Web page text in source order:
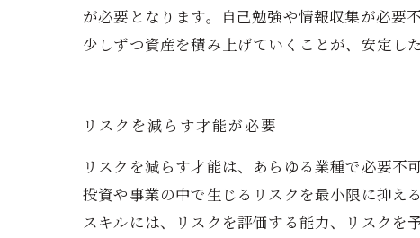
が必要となります。自己勉強や情報収集が必要
少しずつ資産を積み上げていくことが、安定し
リスクを減らす才能が必要
リスクを減らす才能は、あらゆる業種で必要不
投資や事業の中で生じるリスクを最小限に抑え
スキルには、リスクを評価する能力、リスクを